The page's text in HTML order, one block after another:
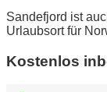
Sandefjord ist
Urlaubsort für
Kostenlos